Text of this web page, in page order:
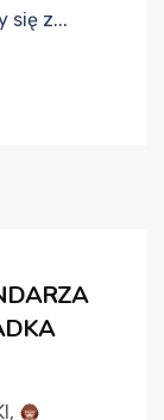
się z...
,